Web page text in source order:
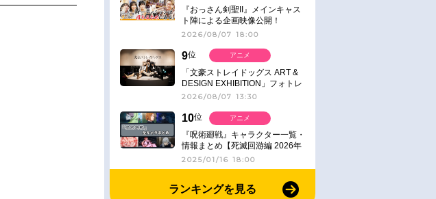
『おっさん剣聖II』メインキャス
ト陣による企画映像公開！
2026/08/07 18:00
9位
「文豪ストレイドッグス ART &
DESIGN EXHIBITION」フォトレ
ポート
2026/08/07 13:30
アニメ
10位
『呪術廻戦』キャラクター一覧・
情報まとめ【死滅回游編 2026年
1月放送】
2025/01/16 18:00
アニメ
ランキングを見る